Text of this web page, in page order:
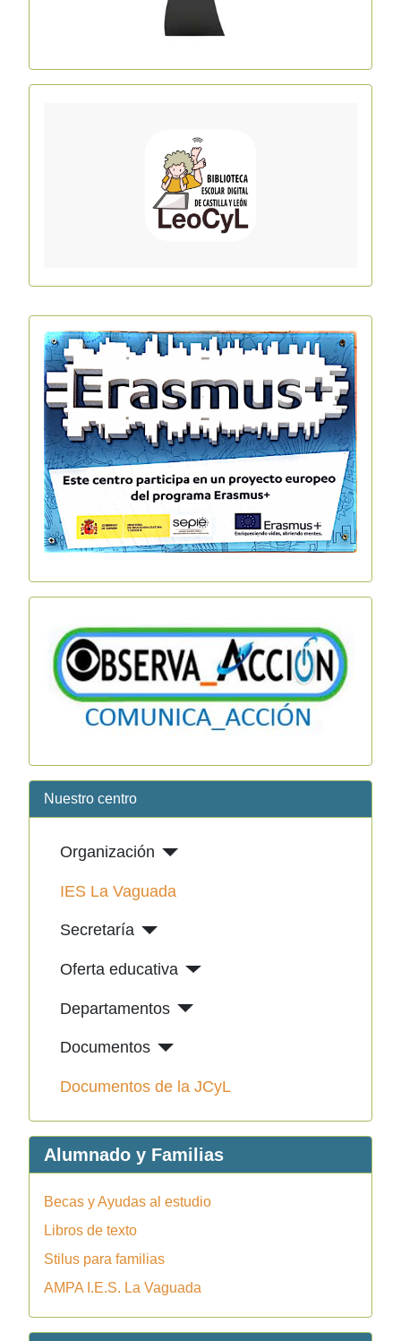
Nuestro centro
Organización
IES La Vaguada
Secretaría
Oferta educativa
Departamentos
Documentos
Documentos de la JCyL
Alumnado y Familias
Becas y Ayudas al estudio
Libros de texto
Stilus para familias
AMPA I.E.S. La Vaguada